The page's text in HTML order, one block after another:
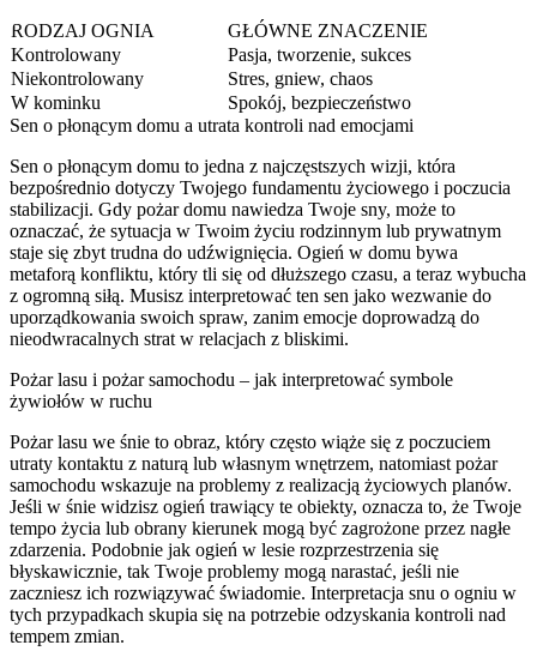
RODZAJ OGNIA
GŁÓWNE ZNACZENIE
Kontrolowany
Pasja, tworzenie, sukces
Niekontrolowany
Stres, gniew, chaos
W kominku
Spokój, bezpieczeństwo
Sen o płonącym domu a utrata kontroli nad emocjami
Sen o płonącym domu to jedna z najczęstszych wizji, która
bezpośrednio dotyczy Twojego fundamentu życiowego i poczucia
stabilizacji. Gdy pożar domu nawiedza Twoje sny, może to
oznaczać, że sytuacja w Twoim życiu rodzinnym lub prywatnym
staje się zbyt trudna do udźwignięcia. Ogień w domu bywa
metaforą konfliktu, który tli się od dłuższego czasu, a teraz wybucha
z ogromną siłą. Musisz interpretować ten sen jako wezwanie do
uporządkowania swoich spraw, zanim emocje doprowadzą do
nieodwracalnych strat w relacjach z bliskimi.
Pożar lasu i pożar samochodu – jak interpretować symbole
żywiołów w ruchu
Pożar lasu we śnie to obraz, który często wiąże się z poczuciem
utraty kontaktu z naturą lub własnym wnętrzem, natomiast pożar
samochodu wskazuje na problemy z realizacją życiowych planów.
Jeśli w śnie widzisz ogień trawiący te obiekty, oznacza to, że Twoje
tempo życia lub obrany kierunek mogą być zagrożone przez nagłe
zdarzenia. Podobnie jak ogień w lesie rozprzestrzenia się
błyskawicznie, tak Twoje problemy mogą narastać, jeśli nie
zaczniesz ich rozwiązywać świadomie. Interpretacja snu o ogniu w
tych przypadkach skupia się na potrzebie odzyskania kontroli nad
tempem zmian.